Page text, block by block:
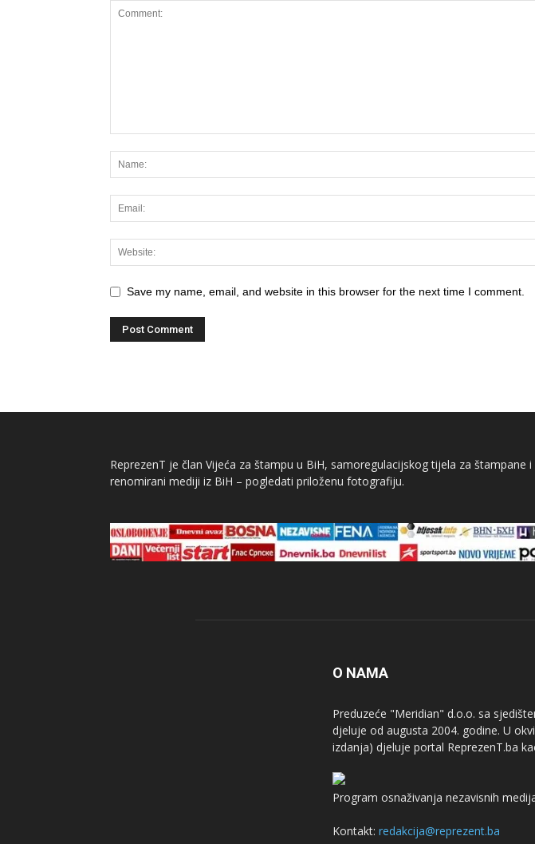
Save my name, email, and website in this browser for the next time I comment.
ReprezenT je član Vijeća za štampu u BiH, samoregulacijskog tijela za štampane
renomirani mediji iz BiH – pogledati priloženu fotografiju.
O NAMA
Preduzeće "Meridian" d.o.o. sa
djeluje od augusta 2004. godine. U
izdanja) djeluje portal ReprezenT.ba
Program osnaživanja nezavisnih
Kontakt: redakcija@reprezent.ba